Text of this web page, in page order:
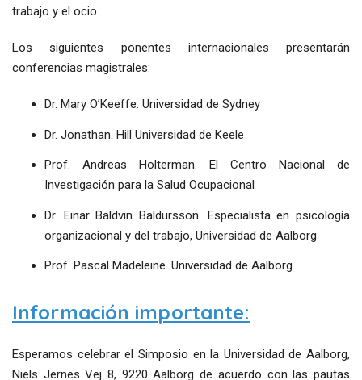
trabajo y el ocio.
Los siguientes ponentes internacionales presentarán
conferencias magistrales:
Dr. Mary O’Keeffe. Universidad de Sydney
Dr. Jonathan. Hill Universidad de Keele
Prof. Andreas Holterman. El Centro Nacional de
Investigación para la Salud Ocupacional
Dr. Einar Baldvin Baldursson. Especialista en psicología
organizacional y del trabajo, Universidad de Aalborg
Prof. Pascal Madeleine. Universidad de Aalborg
Información importante:
Esperamos celebrar el Simposio en la Universidad de Aalborg,
Niels Jernes Vej 8, 9220 Aalborg de acuerdo con las pautas